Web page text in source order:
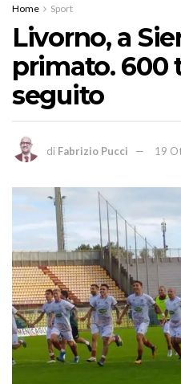
Home Sport
Livorno, a
primato. 600
seguito
di Fabrizio Pucci 19